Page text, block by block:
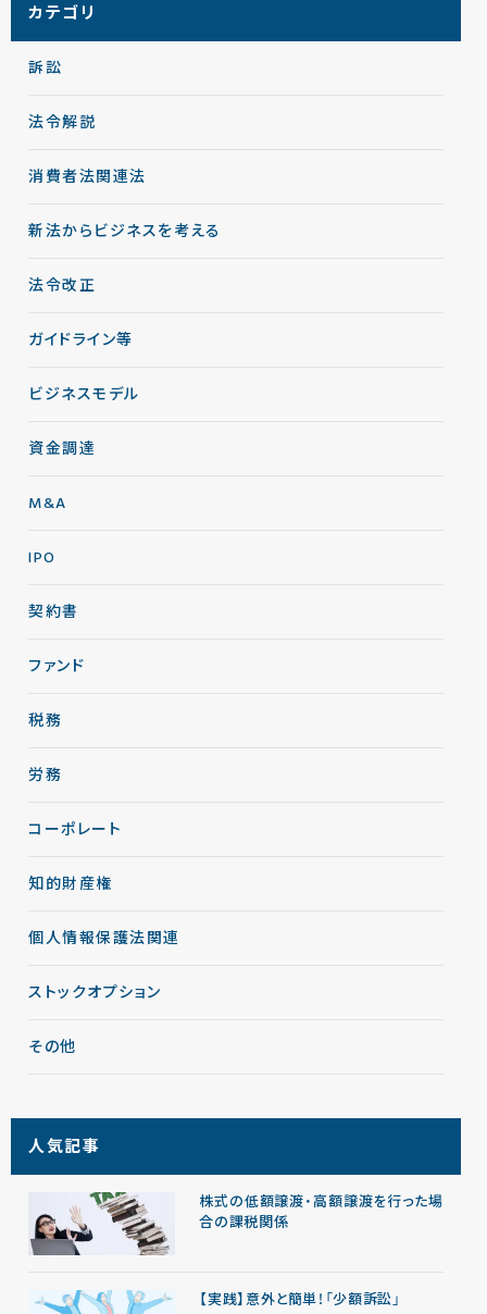
カテゴリ
訴訟
法令解説
消費者法関連法
新法からビジネスを考える
法令改正
ガイドライン等
ビジネスモデル
資金調達
M&A
IPO
契約書
ファンド
税務
労務
コーポレート
知的財産権
個人情報保護法関連
ストックオプション
その他
人気記事
株式の低額譲渡・高額譲渡を行った場
合の課税関係
【実践】意外と簡単！「少額訴訟」